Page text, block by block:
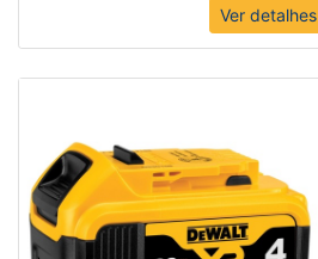
Ver detalhes